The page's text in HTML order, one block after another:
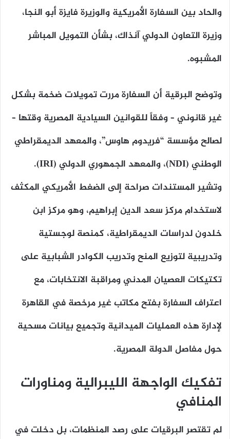
والحاد بين السفارة الأمريكية والوزيرة فايزة أبو النجا،
وزيرة التعاون الدولي آنذاك، بشأن التمويل المباشر
المشبوه.
وتوضح البرقية أن السفارة مررت تمويلات ضخمة بشكل
غير قانوني – وفقاً للقوانين السيادية المصرية وقتها –
لصالح مؤسسة “فريدوم هاوس”، والمعهد الديمقراطي
الوطني (NDI)، والمعهد الجمهوري الدولي (IRI).
وتشير المستندات صراحة إلى الضغط الأمريكي المكثف
لاستخدام مركز سعد الدين إبراهيم، وهو مركز ابن
خلدون لدراسات الديمقراطية، كمنصة لوجستية
وتدريبية لتوزيع المنح وتدريب الكوادر الشبابية على
تكتيكات العصيان المدني ومراقبة الانتخابات، مع
اعتراف السفارة بفتح مكاتب غير مرخصة في القاهرة
لإدارة هذه العمليات الميدانية وتجميع بيانات مسحية
حول مفاصل الدولة المصرية.
تفكيك الواجهة الليبرالية ومناورات
المنافي
لم تقتصر البرقيات على رصد المنظمات، بل دخلت في